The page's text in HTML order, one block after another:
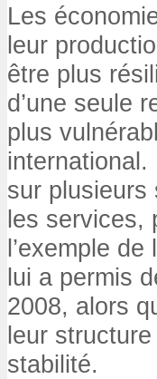
Les
leur
être plus
d’une seule
plus
international.
sur plusieurs
les services,
l’exemple de
lui a permis
2008, alors
leur
stabilité.